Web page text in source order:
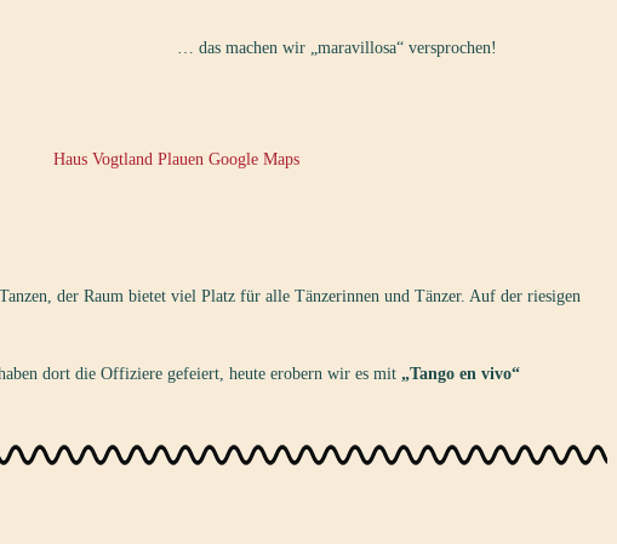
… das machen wir „maravillosa“ versprochen!
der Raum bietet viel Platz für alle Tänzerinnen und Tänzer. Auf der riesigen
dort die Offiziere gefeiert, heute erobern wir es mit „Tango en vivo“